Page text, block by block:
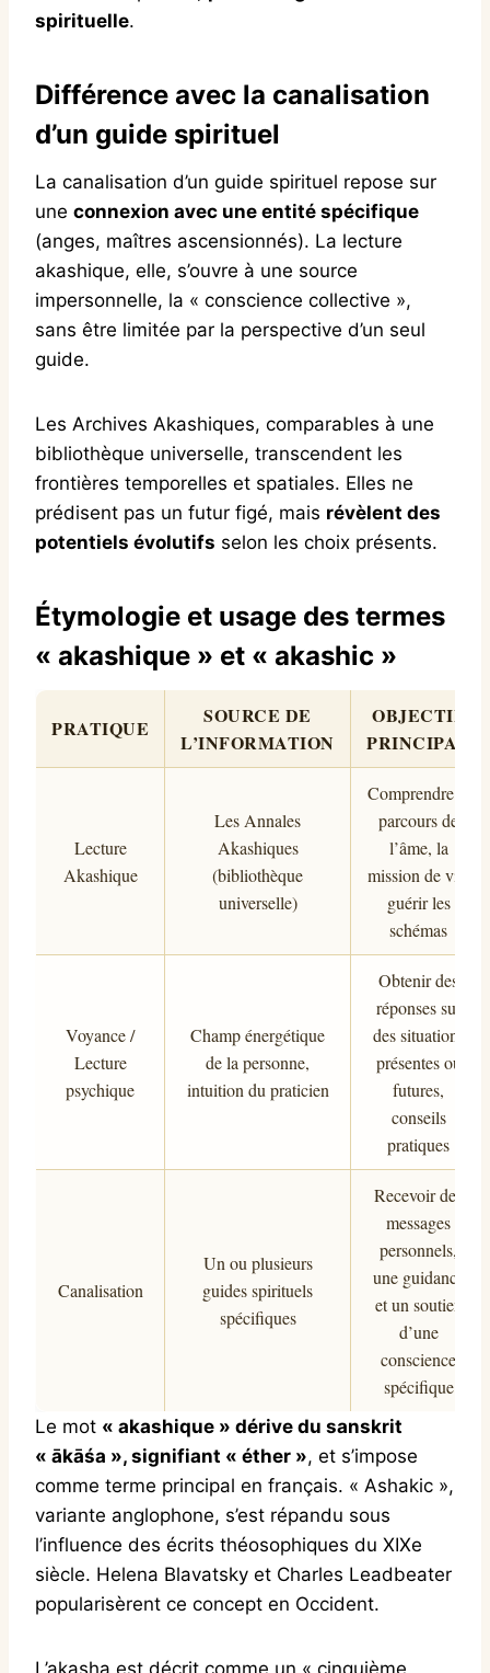
spirituelle.
Différence avec la canalisation
d’un guide spirituel
La canalisation d’un guide spirituel repose sur
une connexion avec une entité spécifique
(anges, maîtres ascensionnés). La lecture
akashique, elle, s’ouvre à une source
impersonnelle, la « conscience collective »,
sans être limitée par la perspective d’un seul
guide.
Les Archives Akashiques, comparables à une
bibliothèque universelle, transcendent les
frontières temporelles et spatiales. Elles ne
prédisent pas un futur figé, mais révèlent des
potentiels évolutifs selon les choix présents.
Étymologie et usage des termes
« akashique » et « akashic »
PRATIQUE
SOURCE DE
L’INFORMATION
OBJECTIF
PRINCIPAL
Lecture
Akashique
Les Annales
Akashiques
(bibliothèque
universelle)
Comprendre le
parcours de
l’âme, la
mission de vie,
guérir les
schémas
Voyance /
Lecture
psychique
Champ énergétique
de la personne,
intuition du praticien
Obtenir des
réponses sur
des situations
présentes ou
futures,
conseils
pratiques
Canalisation
Un ou plusieurs
guides spirituels
spécifiques
Recevoir des
messages
personnels,
une guidance
et un soutien
d’une
conscience
spécifique
Le mot « akashique » dérive du sanskrit
« ākāśa », signifiant « éther », et s’impose
comme terme principal en français. « Ashakic »,
variante anglophone, s’est répandu sous
l’influence des écrits théosophiques du XIXe
siècle. Helena Blavatsky et Charles Leadbeater
popularisèrent ce concept en Occident.